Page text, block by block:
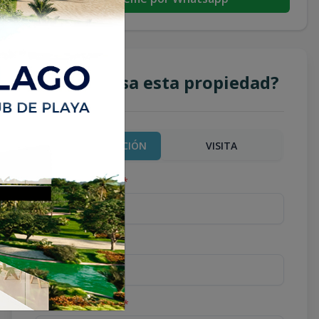
¿Te interesa esta propiedad?
MÁS INFORMACIÓN VISITA
Nombre completo*
Teléfono*
Correo Electrónico*